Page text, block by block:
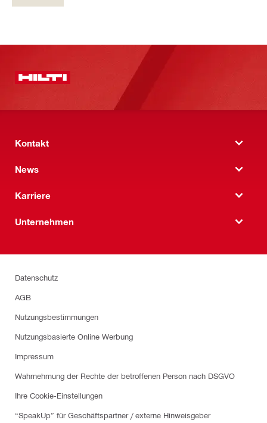
Kontakt
News
Karriere
Unternehmen
Datenschutz
AGB
Nutzungsbestimmungen
Nutzungsbasierte Online Werbung
Impressum
Wahrnehmung der Rechte der betroffenen Person nach DSGVO
Ihre Cookie-Einstellungen
“SpeakUp” für Geschäftspartner / externe Hinweisgeber